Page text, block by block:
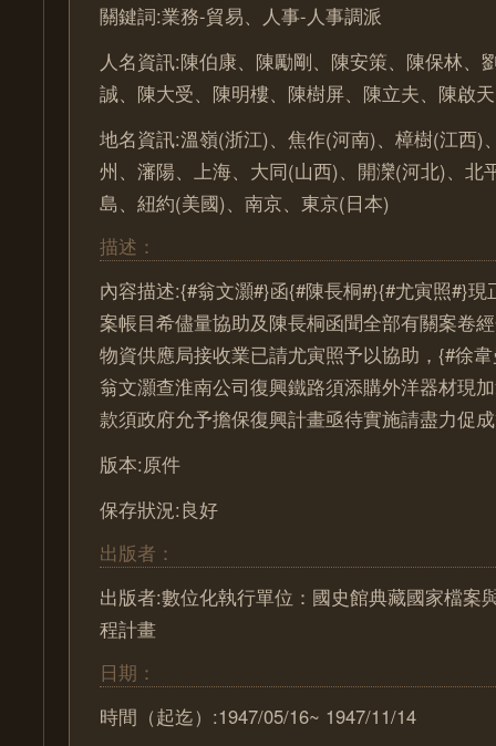
關鍵詞:業務-貿易、人事-人事調派
人名資訊:陳伯康、陳勵剛、陳安策、陳保林、
誠、陳大受、陳明樓、陳樹屏、陳立夫、陳啟
地名資訊:溫嶺(浙江)、焦作(河南)、樟樹(江西)
州、瀋陽、上海、大同(山西)、開灤(河北)、北
島、紐約(美國)、南京、東京(日本)
描述：
內容描述:{#翁文灝#}函{#陳長桐#}{#尤寅照#}現
案帳目希儘量協助及陳長桐函聞全部有關案卷
物資供應局接收業已請尤寅照予以協助，{#徐
翁文灝查淮南公司復興鐵路須添購外洋器材現
款須政府允予擔保復興計畫亟待實施請盡力促
版本:原件
保存狀況:良好
出版者：
出版者:數位化執行單位：國史館典藏國家檔案
程計畫
日期：
時間（起迄）:1947/05/16~ 1947/11/14